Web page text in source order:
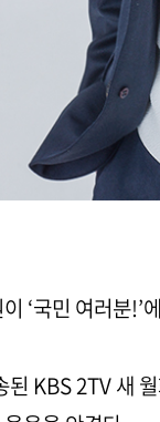
‘국민 여러분!’
된 KBS 2TV 새